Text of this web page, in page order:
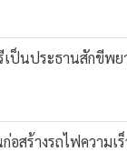
เป็นประธานสักขีพย
สร้างรถไฟความเ